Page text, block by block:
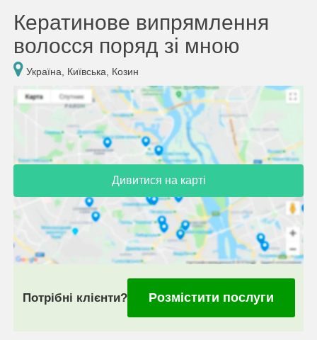
Кератинове випрямлення
волосся поряд зі мною
Україна, Київська, Козин
Дивитися на карті
Потрібні клієнти? Розмістити послуги